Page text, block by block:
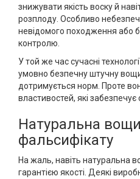
знижувати якість воску й
розплоду. Особливо
невідомого походження або
контролю.
У той же час сучасні
умовно безпечну штучну
дотримується норм. Проте
властивостей, які
Натуральна
фальсифікату
На жаль, навіть натуральна
гарантією якості. Деякі